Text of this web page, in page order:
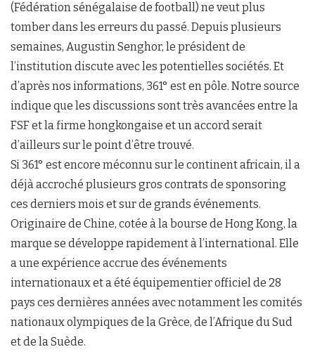
(Fédération sénégalaise de football) ne veut plus
tomber dans les erreurs du passé. Depuis plusieurs
semaines, Augustin Senghor, le président de
l’institution discute avec les potentielles sociétés. Et
d’après nos informations, 361° est en pôle. Notre source
indique que les discussions sont très avancées entre la
FSF et la firme hongkongaise et un accord serait
d’ailleurs sur le point d’être trouvé.
Si 361° est encore méconnu sur le continent africain, il a
déjà accroché plusieurs gros contrats de sponsoring
ces derniers mois et sur de grands événements.
Originaire de Chine, cotée à la bourse de Hong Kong, la
marque se développe rapidement à l’international. Elle
a une expérience accrue des événements
internationaux et a été équipementier officiel de 28
pays ces dernières années avec notamment les comités
nationaux olympiques de la Grèce, de l’Afrique du Sud
et de la Suède.